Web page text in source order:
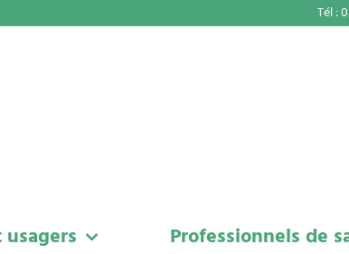
Tél :
Professionnels de